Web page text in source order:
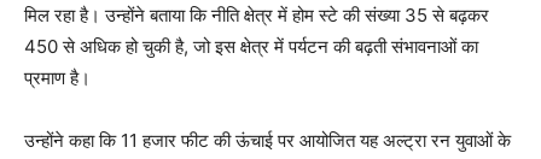
मिल रहा है। उन्होंने बताया कि नीति क्षेत्र में होम स्टे की संख्या 35 से बढ़कर
450 से अधिक हो चुकी है, जो इस क्षेत्र में पर्यटन की बढ़ती संभावनाओं का
प्रमाण है।
उन्होंने कहा कि 11 हजार फीट की ऊंचाई पर आयोजित यह अल्ट्रा रन युवाओं के